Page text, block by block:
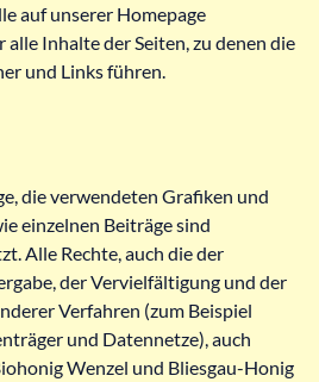
auf unserer Homepage
Inhalte der Seiten, zu denen die
und Links führen.
die verwendeten Grafiken und
einzelnen Beiträge sind
Alle Rechte, auch die der
der Vervielfältigung und der
Verfahren (zum Beispiel
und Datennetze), auch
Wenzel und Bliesgau-Honig